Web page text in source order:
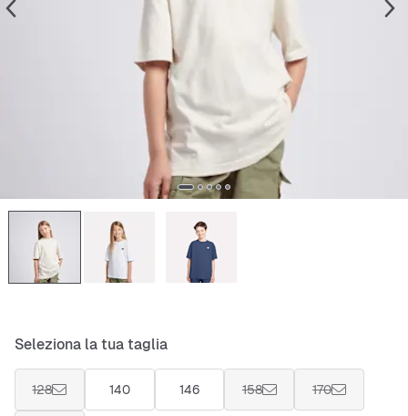
Seleziona la tua taglia
128 140 146 158 170